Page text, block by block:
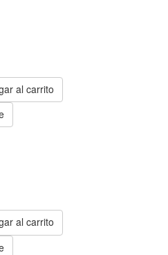
al carrito
al carrito